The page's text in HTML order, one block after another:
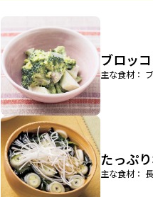
ブロッ
主な食材：
たっぷ
主な食材：